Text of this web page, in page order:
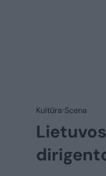
Kultūra Scena